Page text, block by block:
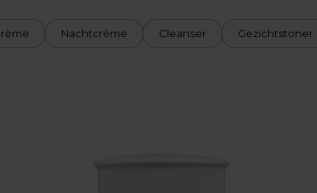
Nachtcrème Cleanser Gezichtstoner